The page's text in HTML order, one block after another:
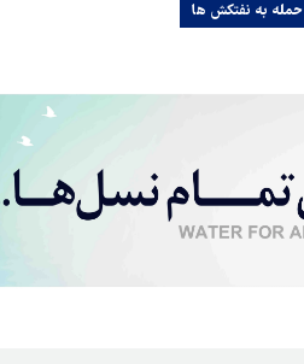
حمله به نفتکش ها
جنگ‌طلبی است!